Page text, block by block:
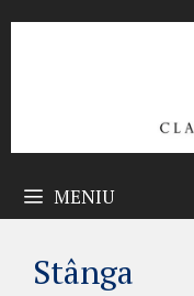
MENIU
Stânga